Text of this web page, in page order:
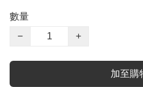
數量
−
+
加至購